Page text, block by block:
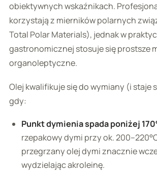
obiektywnych wskaźnikach.
korzystają z mierników polarnych
Total Polar Materials), jednak w
gastronomicznej stosuje się prostsze
organoleptyczne.
Olej kwalifikuje się do wymiany (i staje
gdy:
Punkt dymienia spada poniżej
rzepakowy dymi przy ok.
przegrzany olej dymi znacznie
wydzielając akroleinę.